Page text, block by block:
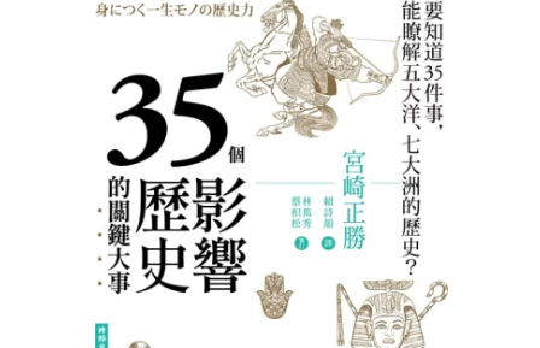
天天免運 美食蛋糕 養生保健 民生用品
3C家電 運動休閒 親子玩具
男裝 化妝保養